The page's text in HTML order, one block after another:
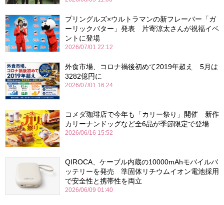
プリングルズ×ウルトラマンの新フレーバー「ガ
ーリックバター」発表 片寄涼太さんが祝福イベ
ントに登場
2026/07/01 22:12
外食市場、コロナ禍後初めて2019年超え 5月は
3282億円に
2026/07/01 16:24
コメダ珈琲店で今年も「カリー祭り」開催 新作
カリーナンドッグなど全6品が季節限定で登場
2026/06/16 15:52
QIROCA、ケーブル内蔵の10000mAhモバイルバ
ッテリーを発売 準固体リチウムイオン電池採用
で安全性と携帯性を両立
2026/06/09 01:40